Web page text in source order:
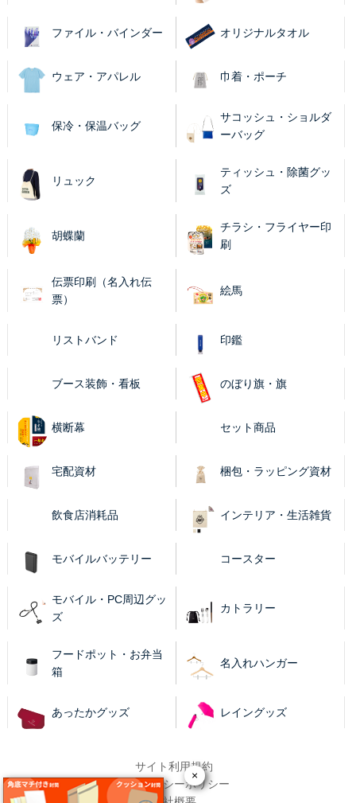
ファイル・バインダー オリジナルタオル
ウェア・アパレル 巾着・ポーチ
保冷・保温バッグ
サコッシュ・ショルダ
ーバッグ
リュック
ティッシュ・除菌グッ
ズ
胡蝶蘭
チラシ・フライヤー印
刷
伝票印刷（名入れ伝
票）
絵馬
リストバンド 印鑑
ブース装飾・看板 のぼり旗・旗
横断幕 セット商品
宅配資材 梱包・ラッピング資材
飲食店消耗品 インテリア・生活雑貨
モバイルバッテリー コースター
モバイル・PC周辺グッ
ズ
カトラリー
フードポット・お弁当
箱
名入れハンガー
あったかグッズ レイングッズ
サイト利用規約
プライバシーポリシー
×